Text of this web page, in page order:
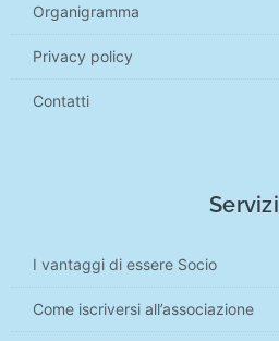
Organigramma
Privacy policy
Contatti
Servizi
I vantaggi di essere Socio
Come iscriversi all’associazione